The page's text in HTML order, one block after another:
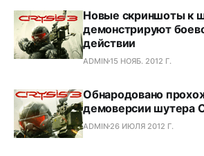
Новые скриншоты к
демонстрируют
действии
ADMIN15 НОЯБ. 2012 Г.
Обнародовано
демоверсии шутера
ADMIN 26 ИЮЛЯ 2012 Г.